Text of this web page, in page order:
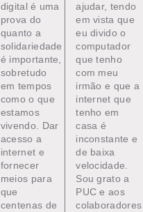
digital é uma
prova do
quanto a
solidariedade
é importante,
sobretudo
em tempos
como o que
estamos
vivendo. Dar
acesso a
internet e
fornecer
meios para
que
centenas de
ajudar, tendo
em vista que
eu divido o
computador
que tenho
com meu
irmão e que a
internet que
tenho em
casa é
inconstante e
de baixa
velocidade.
Sou grato a
PUC e aos
colaboradores